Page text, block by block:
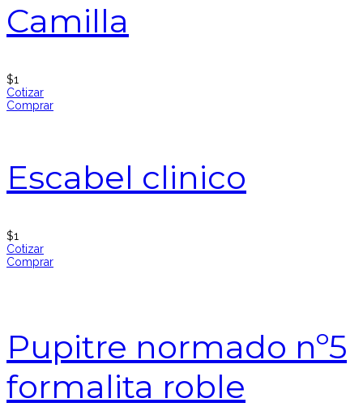
Camilla
$1
Cotizar
Comprar
Escabel clinico
$1
Cotizar
Comprar
Pupitre normado nº5
formalita roble